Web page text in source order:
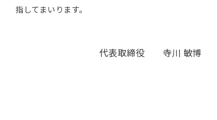
指してまいります。
代表取締役 寺川 敏博